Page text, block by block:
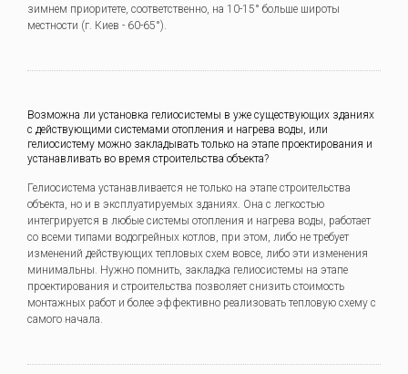
зимнем приоритете, соответственно, на 10-15° больше широты
местности (г. Киев - 60-65°).
Возможна ли установка гелиосистемы в уже существующих зданиях
с действующими системами отопления и нагрева воды, или
гелиосистему можно закладывать только на этапе проектирования и
устанавливать во время строительства объекта?
Гелиосистема устанавливается не только на этапе строительства
объекта, но и в эксплуатируемых зданиях. Она с легкостью
интегрируется в любые системы отопления и нагрева воды, работает
со всеми типами водогрейных котлов, при этом, либо не требует
изменений действующих тепловых схем вовсе, либо эти изменения
минимальны. Нужно помнить, закладка гелиосистемы на этапе
проектирования и строительства позволяет снизить стоимость
монтажных работ и более эффективно реализовать тепловую схему с
самого начала.